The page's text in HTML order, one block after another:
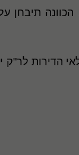
הכוונה
הדירות